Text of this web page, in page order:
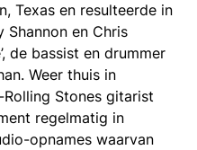
Texas en resulteerde in
en Chris
de bassist en drummer
Weer thuis in
Stones gitarist
regelmatig in
opnames waarvan